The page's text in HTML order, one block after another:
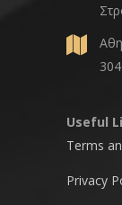
Useful
Terms
Privacy